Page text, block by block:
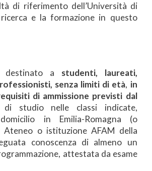
di riferimento dell’Università di
e la formazione in questo
destinato a studenti, laureati,
senza limiti di età, in
di ammissione previsti dal
studio nelle classi indicate,
in Emilia-Romagna (o
Ateneo o istituzione AFAM della
conoscenza di almeno un
attestata da esame